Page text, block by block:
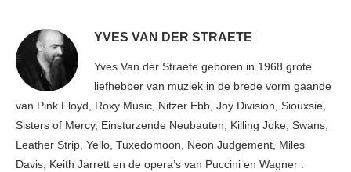
YVES VAN DER STRAETE
Yves Van der Straete geboren in 1968 grote
liefhebber van muziek in de brede vorm gaande
van Pink Floyd, Roxy Music, Nitzer Ebb, Joy Division, Siouxsie,
Sisters of Mercy, Einsturzende Neubauten, Killing Joke, Swans,
Leather Strip, Yello, Tuxedomoon, Neon Judgement, Miles
Davis, Keith Jarrett en de opera’s van Puccini en Wagner .